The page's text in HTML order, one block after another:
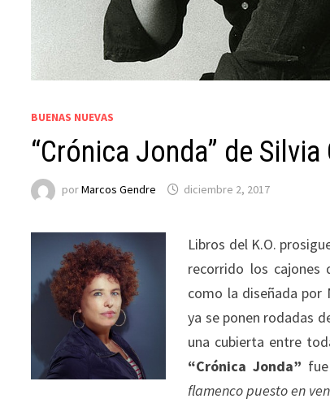
BUENAS NUEVAS
“Crónica Jonda” de
porMarcos Gendre diciembre 2, 2017
Libros del K.O.
recorrido los cajones
como la diseñada
ya se ponen rodadas
una cubierta entre
“Crónica Jonda”
flamenco puesto en